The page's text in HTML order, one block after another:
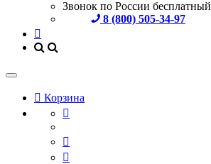
Звонок по России бесплатный
8 (800) 505-34-97
Корзина